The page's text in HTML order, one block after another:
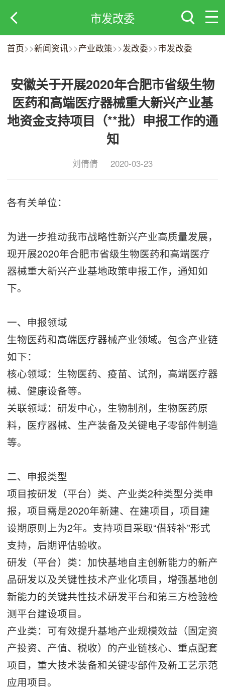
市发改委
首页>>新闻资讯>>产业政策>>发改委>>市发改委
安徽关于开展2020年合肥市省级生物
医药和高端医疗器械重大新兴产业基
地资金支持项目（**批）申报工作的通
知
刘倩倩 2020-03-23
各有关单位：
为进一步推动我市战略性新兴产业高质量发展，
现开展2020年合肥市省级生物医药和高端医疗
器械重大新兴产业基地政策申报工作，通知如
下。
一、申报领域
生物医药和高端医疗器械产业领域。包含产业链
如下：
核心领域：生物医药、疫苗、试剂，高端医疗器
械、健康设备等。
关联领域：研发中心，生物制剂，生物医药原
料，医疗器械、生产装备及关键电子零部件制造
等。
二、申报类型
项目按研发（平台）类、产业类2种类型分类申
报，项目需是2020年新建、在建项目，项目建
设期原则上为2年。支持项目采取“借转补”形式
支持，后期评估验收。
研发（平台）类：加快基地自主创新能力的新产
品研发以及关键性技术产业化项目，增强基地创
新能力的关键共性技术研发平台和第三方检验检
测平台建设项目。
产业类：可有效提升基地产业规模效益（固定资
产投资、产值、税收）的产业链核心、重点配套
项目，重大技术装备和关键零部件及新工艺示范
应用项目。